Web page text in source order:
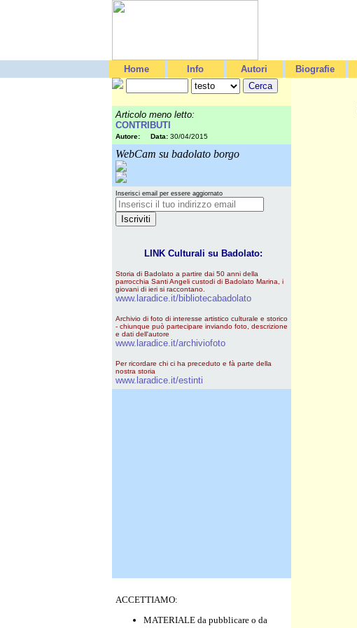
Home Info Autori Biografie
Articolo meno letto:
CONTRIBUTI
Autore: Data: 30/04/2015
WebCam su badolato borgo
Inserisci email per essere aggiornato
LINK Culturali su Badolato:
Storia di Badolato a partire dai 50 anni della
parrocchia Santi Angeli custodi di Badolato Marina, i
giovani di ieri si raccontano.
www.laradice.it/bibliotecabadolato
Archivio di foto di interesse artistico culturale e storico
- chiunque può partecipare inviando foto, descrizione
e dati dell'autore
www.laradice.it/archiviofoto
Per ricordare chi ci ha preceduto e fà parte della
nostra storia
www.laradice.it/estinti
ACCETTIAMO:
MATERIALE da pubblicare o da